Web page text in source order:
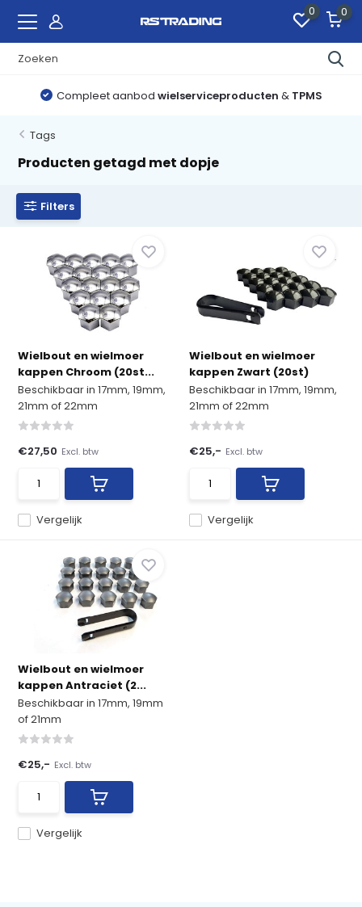
0 0
Compleet aanbod wielserviceproducten & TPMS
Tags
Producten getagd met dopje
Filters
Wielbout en wielmoer
kappen Chroom (20st...
Beschikbaar in 17mm, 19mm,
21mm of 22mm
Vergelijk
€27,50 Excl. btw
Wielbout en wielmoer
kappen Zwart (20st)
Beschikbaar in 17mm, 19mm,
21mm of 22mm
Vergelijk
€25,- Excl. btw
Wielbout en wielmoer
kappen Antraciet (2...
Beschikbaar in 17mm, 19mm
of 21mm
Vergelijk
€25,- Excl. btw